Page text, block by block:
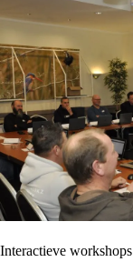
Interactieve workshops